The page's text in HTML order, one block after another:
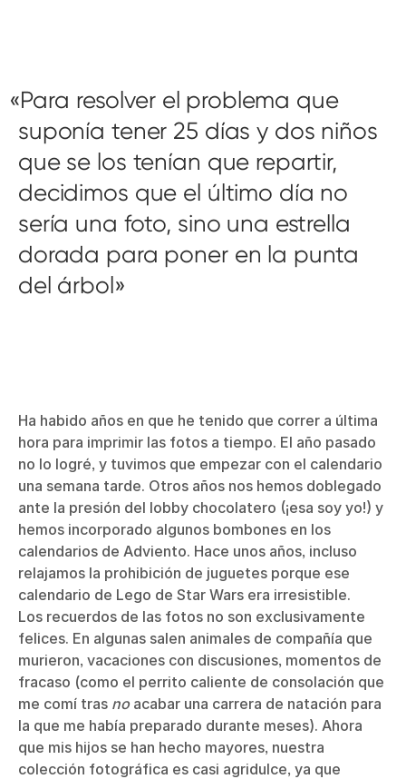
Para resolver el problema que
suponía tener 25 días y dos niños
que se los tenían que repartir,
decidimos que el último día no
sería una foto, sino una estrella
dorada para poner en la punta
del árbol
Ha habido años en que he tenido que correr a última
hora para imprimir las fotos a tiempo. El año pasado
no lo logré, y tuvimos que empezar con el calendario
una semana tarde. Otros años nos hemos doblegado
ante la presión del lobby chocolatero (¡esa soy yo!) y
hemos incorporado algunos bombones en los
calendarios de Adviento. Hace unos años, incluso
relajamos la prohibición de juguetes porque ese
calendario de Lego de Star Wars era irresistible.
Los recuerdos de las fotos no son exclusivamente
felices. En algunas salen animales de compañía que
murieron, vacaciones con discusiones, momentos de
fracaso (como el perrito caliente de consolación que
me comí tras noacabar una carrera de natación para
la que me había preparado durante meses). Ahora
que mis hijos se han hecho mayores, nuestra
colección fotográfica es casi agridulce, ya que